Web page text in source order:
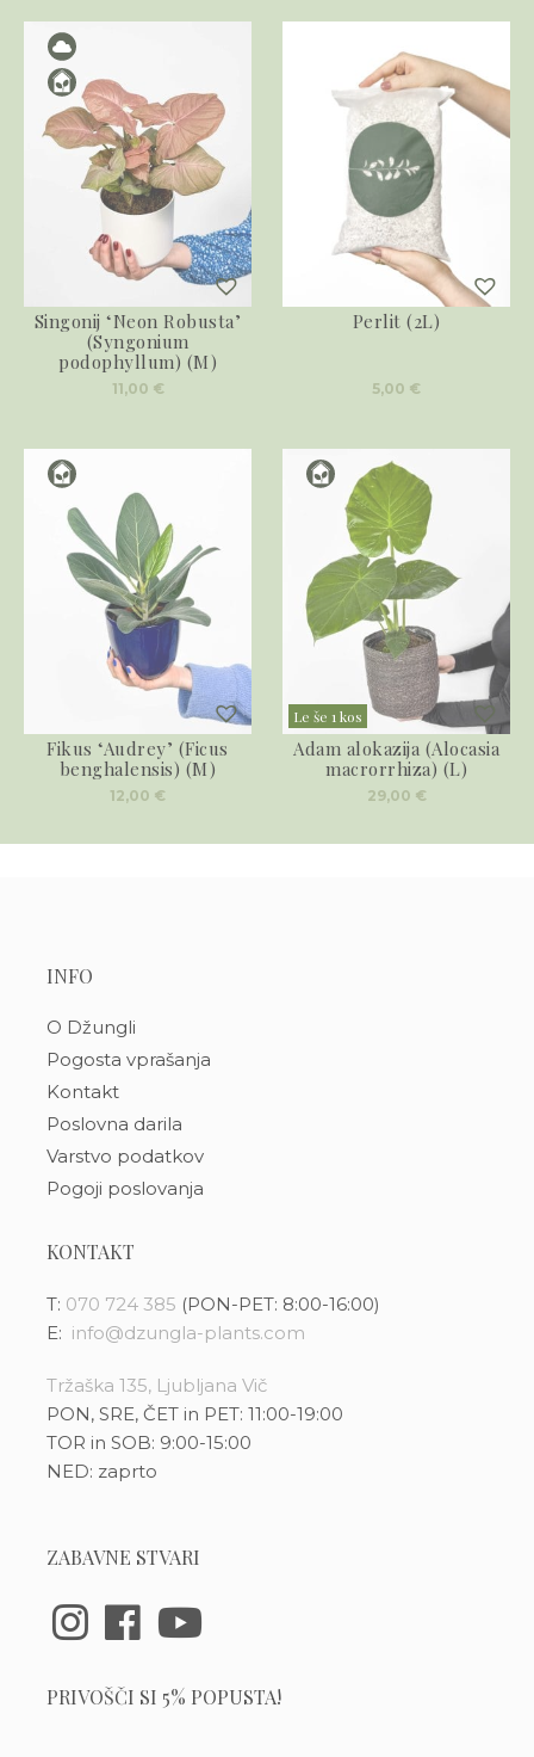
Singonij ‘Neon Robusta’
(Syngonium
podophyllum) (M)
11,00 €
Perlit (2L)
5,00 €
Fikus ‘Audrey’ (Ficus
benghalensis) (M)
12,00 €
Le še 1 kos
Adam alokazija (Alocasia
macrorrhiza) (L)
29,00 €
INFO
O Džungli
Pogosta vprašanja
Kontakt
Poslovna darila
Varstvo podatkov
Pogoji poslovanja
KONTAKT
T: 070 724 385 (PON-PET: 8:00-16:00)
E: info@dzungla-plants.com
Tržaška 135, Ljubljana Vič
PON, SRE, ČET in PET: 11:00-19:00
TOR in SOB: 9:00-15:00
NED: zaprto
ZABAVNE STVARI
PRIVOŠČI SI 5% POPUSTA!